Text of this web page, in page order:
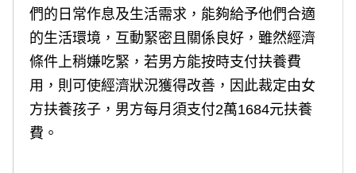
們的日常作息及生活需求，能夠給予他們合適
的生活環境，互動緊密且關係良好，雖然經濟
條件上稍嫌吃緊，若男方能按時支付扶養費
用，則可使經濟狀況獲得改善，因此裁定由女
方扶養孩子，男方每月須支付2萬1684元扶養
費。